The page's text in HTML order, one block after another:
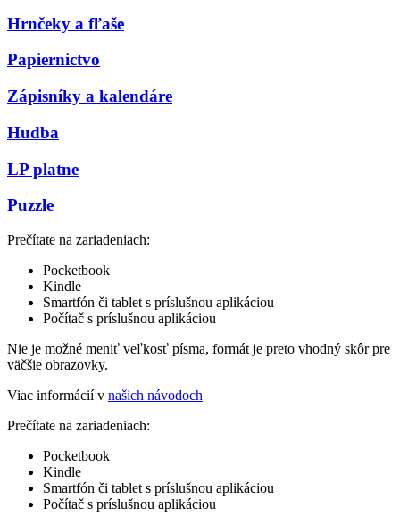
Hrnčeky a fľaše
Papiernictvo
Zápisníky a kalendáre
Hudba
LP platne
Puzzle
Prečítate na zariadeniach:
Pocketbook
Kindle
Smartfón či tablet s príslušnou aplikáciou
Počítač s príslušnou aplikáciou
Nie je možné meniť veľkosť písma, formát je preto vhodný skôr pre
väčšie obrazovky.
Viac informácií v našich návodoch
Prečítate na zariadeniach:
Pocketbook
Kindle
Smartfón či tablet s príslušnou aplikáciou
Počítač s príslušnou aplikáciou